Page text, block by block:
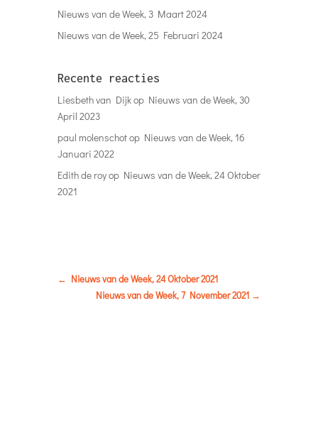
Nieuws van de Week, 3 Maart 2024
Nieuws van de Week, 25 Februari 2024
Recente reacties
Liesbeth van Dijkop Nieuws van de Week, 30
April 2023
paul molenschotop Nieuws van de Week, 16
Januari 2022
Edith de royop Nieuws van de Week, 24 Oktober
2021
← Nieuws van de Week, 24 Oktober 2021
Nieuws van de Week, 7 November 2021 →